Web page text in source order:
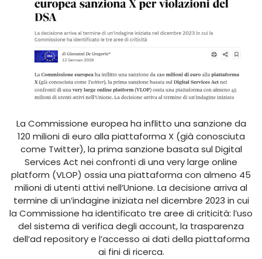
La Commissione europea ha inflitto una sanzione da
120 milioni di euro alla piattaforma X (già conosciuta
come Twitter), la prima sanzione basata sul Digital
Services Act nei confronti di una very large online
platform (VLOP) ossia una piattaforma con almeno 45
milioni di utenti attivi nell’Unione. La decisione arriva al
termine di un’indagine iniziata nel dicembre 2023 in cui
la Commissione ha identificato tre aree di criticità: l’uso
del sistema di verifica degli account, la trasparenza
dell’ad repository e l’accesso ai dati della piattaforma
ai fini di ricerca.